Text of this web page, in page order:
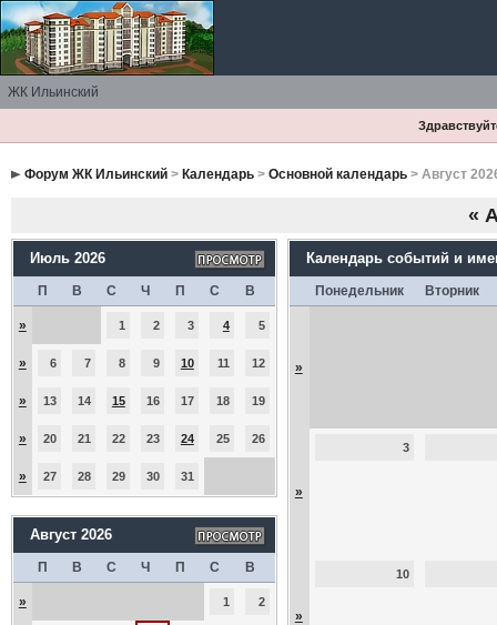
ЖК Ильинский
Форум ЖК Ильинский> Календарь> Основной календарь> Август
«
Июль 2026
П В С Ч П С В
» 1 2 3 4 5
» 6 7 8 9 10 11 12
» 13 14 15 16 17 18 19
» 20 21 22 23 24 25 26
» 27 28 29 30 31
Август 2026
П В С Ч П С В
» 1 2
Календарь событий и
Понедельник Вторник
»
»
3
»
10